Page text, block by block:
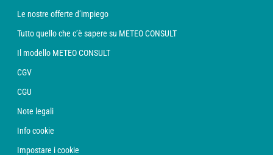
Le nostre offerte d’impiego
Tutto quello che c’è sapere su METEO CONSULT
Il modello METEO CONSULT
CGV
CGU
Note legali
Info cookie
Impostare i cookie